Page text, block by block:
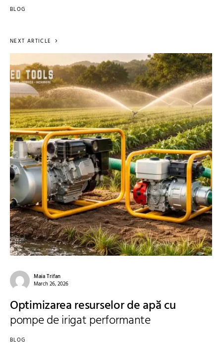
BLOG
NEXT ARTICLE
Maia Trifan
March 26, 2026
Optimizarea resurselor de apă cu
pompe de irigat performante
BLOG